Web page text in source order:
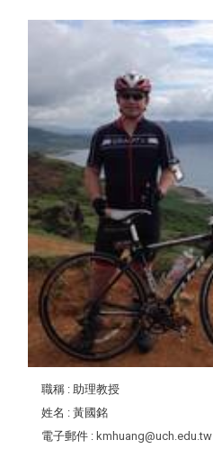
職稱 : 助理教授
姓名 : 黃國銘
電子郵件 : kmhuang@uch.edu.tw